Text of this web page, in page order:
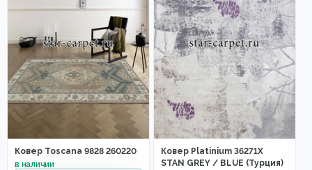
Ковер Toscana 9828 260220
Ковер Platinium 36271X
STAN GREY / BLUE (Турция)